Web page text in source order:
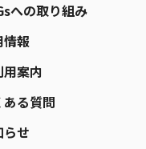
への取り組み
情報
用案内
ある質問
らせ